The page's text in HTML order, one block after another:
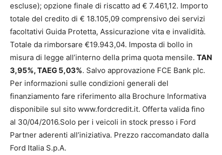
escluse); opzione finale di riscatto ad € 7.461,12. Importo
totale del credito di € 18.105,09 comprensivo dei servizi
facoltativi Guida Protetta, Assicurazione vita e invalidità.
Totale da rimborsare €19.943,04. Imposta di bollo in
misura di legge all’interno della prima quota mensile. TAN
3,95%, TAEG 5,03%. Salvo approvazione FCE Bank plc.
Per informazioni sulle condizioni generali del
finanziamento fare riferimento alla Brochure Informativa
disponibile sul sito www.fordcredit.it. Offerta valida fino
al 30/04/2016.Solo per i veicoli in stock presso i Ford
Partner aderenti all’iniziativa. Prezzo raccomandato dalla
Ford Italia S.p.A.